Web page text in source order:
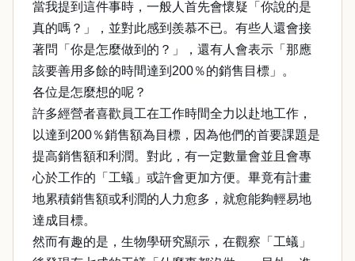
當我提到這件事時，一般人首先會懷疑「你說的是
真的嗎？」，並對此感到羨慕不已。有些人還會接
著問「你是怎麼做到的？」，還有人會表示「那應
該要善用多餘的時間達到200％的銷售目標」。
各位是怎麼想的呢？
許多經營者喜歡員工在工作時間全力以赴地工作，
以達到200％銷售額為目標，因為他們的首要課題是
提高銷售額和利潤。對此，有一定數量會並且會專
心於工作的「工蟻」或許會更加方便。畢竟有計畫
地累積銷售額或利潤的人力愈多，就愈能夠輕易地
達成目標。
然而有趣的是，生物學研究顯示，在觀察「工蟻」